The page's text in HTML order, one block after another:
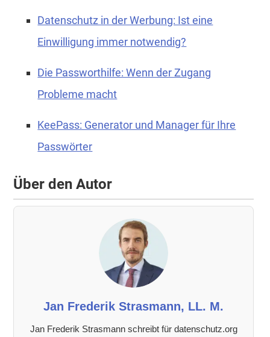
Datenschutz in der Werbung: Ist eine
Einwilligung immer notwendig?
Die Passworthilfe: Wenn der Zugang
Probleme macht
KeePass: Generator und Manager für Ihre
Passwörter
Über den Autor
Jan Frederik Strasmann, LL. M.
Jan Frederik Strasmann schreibt für datenschutz.org